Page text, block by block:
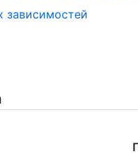
зависимостей